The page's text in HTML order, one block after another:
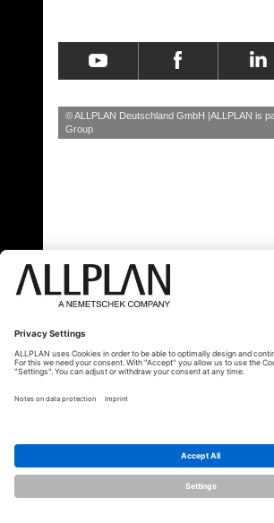
© ALLPLAN Deutschland GmbH ALLPLAN is
Group